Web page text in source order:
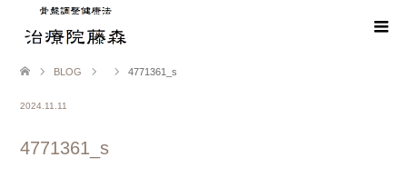
BLOG 4771361_s
2024.11.11
4771361_s